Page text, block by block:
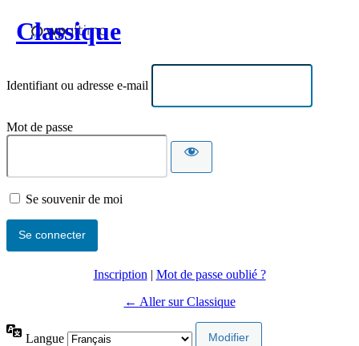
Classique
Identifiant ou adresse e-mail
Mot de passe
Se souvenir de moi
Inscription | Mot de passe oublié ?
← Aller sur Classique
Langue